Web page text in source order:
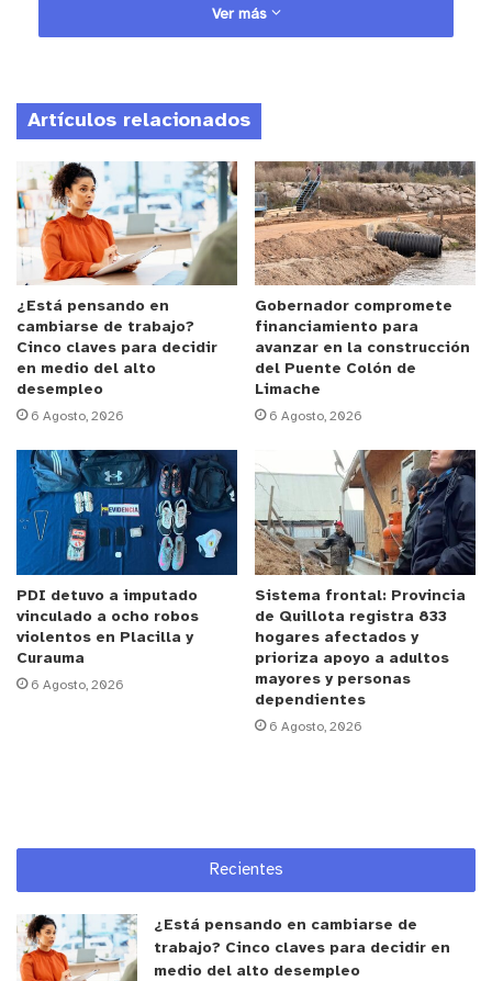
En la oportunidad, el médico veterinario que
efectuó la inspección, indicó que los canes
inmediato para su posterior evaluación y
reubicación, lo que está siendo coordinado con
ONG animalistas.
Por instrucción del fiscal de turno, la mujer de 24
años y nacionalidad chilena, será puesta a
disposición del Juzgado de Garantía de Villa
Alemana por el delito de Maltrato Animal, de
acuerdo a lo informado por el Jefe de la Bidema
Valparaíso, subprefecto Marcelo Escobar.
Ver más
Artículos relacionados
¿Está pensando en
cambiarse de trabajo?
Cinco claves para decidir
en medio del alto
desempleo
6 Agosto, 2026
Gobernador compromete
financiamiento para
avanzar en la construcción
del Puente Colón de
Limache
6 Agosto, 2026
PDI detuvo a imputado
vinculado a ocho robos
violentos en Placilla y
Curauma
6 Agosto, 2026
Sistema frontal: Provincia
de Quillota registra 833
hogares afectados y
prioriza apoyo a adultos
mayores y personas
dependientes
6 Agosto, 2026
Recientes
¿Está pensando en cambiarse de
trabajo? Cinco claves para decidir en
medio del alto desempleo